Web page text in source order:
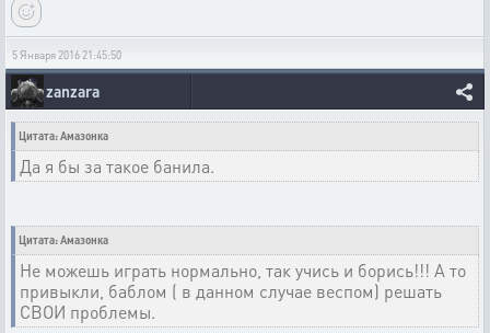
5 Января 2016 21:45:50
zanzara
Цитата: Амазонка
Да я бы за такое банила.
Цитата: Амазонка
Не можешь играть нормально, так учись и борись!!! А то
привыкли, баблом ( в данном случае веспом) решать
СВОИ проблемы.